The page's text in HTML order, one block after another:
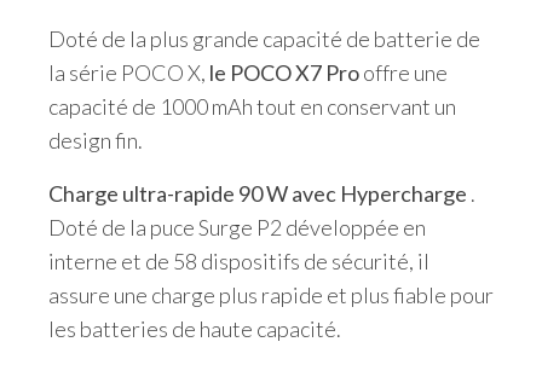
Doté de la plus grande capacité de batterie de
la série POCO X, le POCO X7 Prooffre une
capacité de 1000 mAh tout en conservant un
design fin.
Charge ultra-rapide 90 W avec Hypercharge .
Doté de la puce Surge P2 développée en
interne et de 58 dispositifs de sécurité, il
assure une charge plus rapide et plus fiable pour
les batteries de haute capacité.